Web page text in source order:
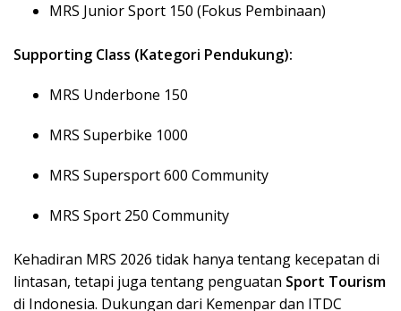
MRS Junior Sport 150 (Fokus Pembinaan)
Supporting Class (Kategori Pendukung):
MRS Underbone 150
MRS Superbike 1000
MRS Supersport 600 Community
MRS Sport 250 Community
Kehadiran MRS 2026 tidak hanya tentang kecepatan di
lintasan, tetapi juga tentang penguatan Sport Tourism
di Indonesia. Dukungan dari Kemenpar dan ITDC